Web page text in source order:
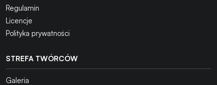
Regulamin
Licencje
Polityka prywatności
STREFA TWÓRCÓW
Galeria